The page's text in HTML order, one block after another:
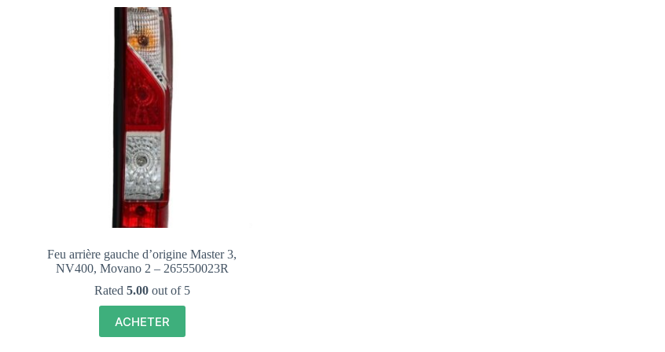
Feu arrière gauche d’origine Master 3,
NV400, Movano 2 – 265550023R
Rated 5.00out of 5
ACHETER